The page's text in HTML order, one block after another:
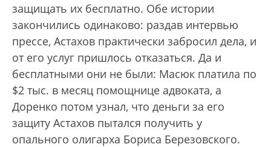
защищать их бесплатно. Обе истории
закончились одинаково: раздав интервью
прессе, Астахов практически забросил дела, и
от его услуг пришлось отказаться. Да и
бесплатными они не были: Масюк платила по
$2 тыс. в месяц помощнице адвоката, а
Доренко потом узнал, что деньги за его
защиту Астахов пытался получить у
опального олигарха Бориса Березовского.